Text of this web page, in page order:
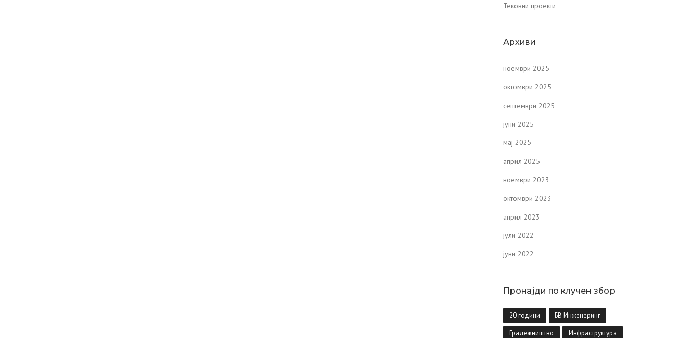
Тековни проекти
Архиви
ноември 2025
октомври 2025
септември 2025
јуни 2025
мај 2025
април 2025
ноември 2023
октомври 2023
април 2023
јули 2022
јуни 2022
Пронајди по клучен збор
20 години БВ Инженеринг
Градежништво Инфраструктура